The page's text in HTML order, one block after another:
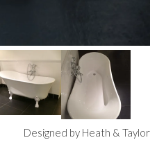
Designed by Heath & Taylor